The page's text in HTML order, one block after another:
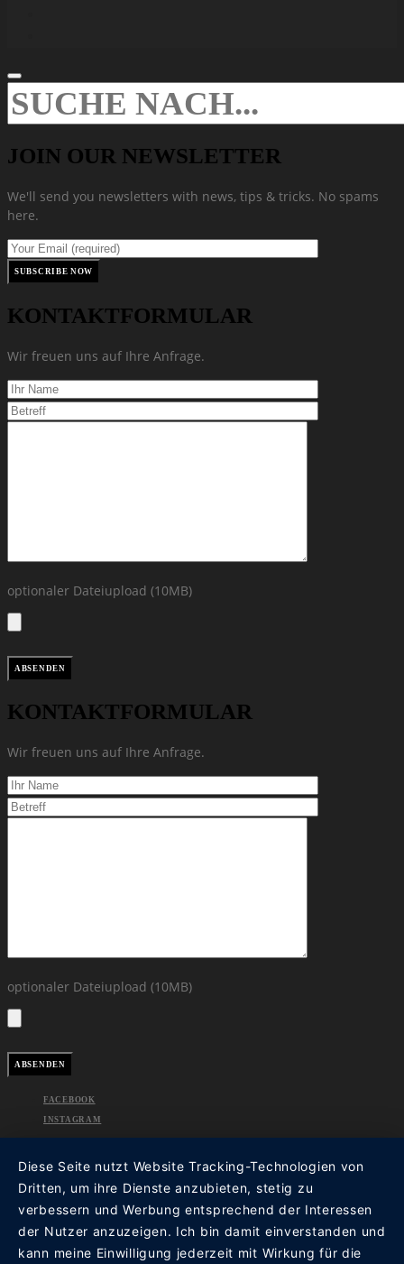
JOIN OUR NEWSLETTER
We'll send you newsletters with news, tips & tricks. No spams
here.
KONTAKTFORMULAR
Wir freuen uns auf Ihre Anfrage.
optionaler Dateiupload (10MB)
KONTAKTFORMULAR
Wir freuen uns auf Ihre Anfrage.
optionaler Dateiupload (10MB)
FACEBOOK
INSTAGRAM
Diese Seite nutzt Website Tracking-Technologien von
Dritten, um ihre Dienste anzubieten, stetig zu
verbessern und Werbung entsprechend der Interessen
der Nutzer anzuzeigen. Ich bin damit einverstanden und
kann meine Einwilligung jederzeit mit Wirkung für die